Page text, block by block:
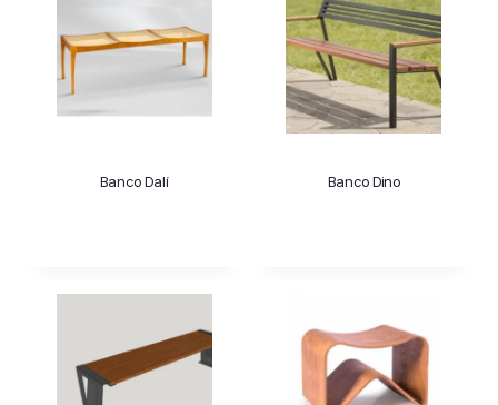
Banco Dalí Banco Dino